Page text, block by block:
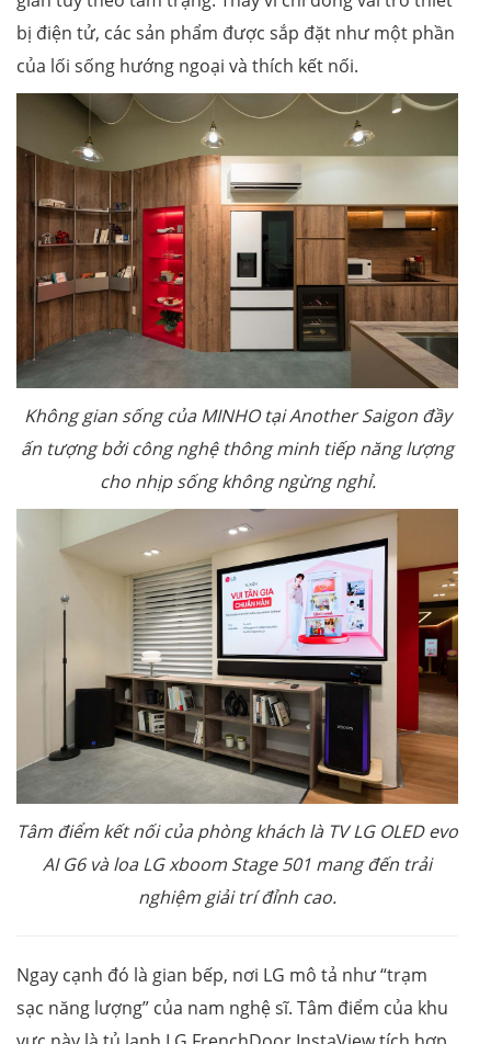
bị điện tử, các sản phẩm được sắp đặt như một phần
của lối sống hướng ngoại và thích kết nối.
Không gian sống của MINHO tại Another Saigon đầy
ấn tượng bởi công nghệ thông minh tiếp năng lượng
cho nhịp sống không ngừng nghỉ.
Tâm điểm kết nối của phòng khách là TV LG OLED evo
AI G6 và loa LG xboom Stage 501 mang đến trải
nghiệm giải trí đỉnh cao.
Ngay cạnh đó là gian bếp, nơi LG mô tả như “trạm
sạc năng lượng” của nam nghệ sĩ. Tâm điểm của khu